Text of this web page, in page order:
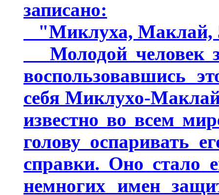
записано:
"Миклуха, Маклай,
Молодой человек
воспользовавшись
себя Миклухо-
известно во всем
голову оспаривать
справки. Оно стало
немногих имен